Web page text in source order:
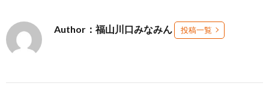
Author：福山川口みなみん 投稿一覧